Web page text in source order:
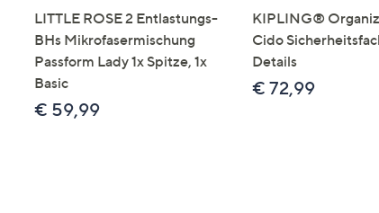
rechts,
um
diese
anzuzeigen.
LITTLE ROSE 2 Entlastungs-
BHs Mikrofasermischung
Passform Lady 1x Spitze, 1x
Basic
€ 59,99
KIPLING®
Cido
Details
€ 72,99